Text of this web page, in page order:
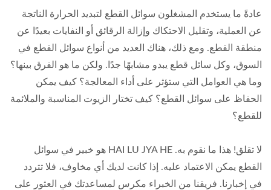
عادةً ما يستخدم المشغلون سوائل القطع لتبديد الحرارة الناتجة
عن العملية، وتقليل الاحتكاك وإزالة الرقائق أو النفايات بعيدًا عن
منطقة القطع. ومع ذلك، هناك العديد من أنواع سوائل القطع في
السوق، وكل سائل قطع يبدو مشابهًا جدًا. ولكن ما هو الفرق بينها؟
وما هي العوامل التي ستؤثر على أداء المعالجة؟ كيف يمكن
الحفاظ على سوائل القطع؟ كيف تختار الزيوت المناسبة والملائمة
للقطع؟
لا تقلق! هذا ما نقوم به. HAI LU JYA HE هو خبير في سوائل
القطع يمكن الاعتماد عليه. إذا كانت لديك أي مخاوف، فلا تتردد
في إخبارنا. فريقنا من الخبراء مكرس لمساعدتك في العثور على